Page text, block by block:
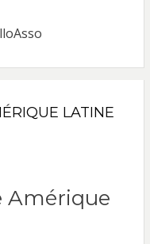
LATINE
Amérique